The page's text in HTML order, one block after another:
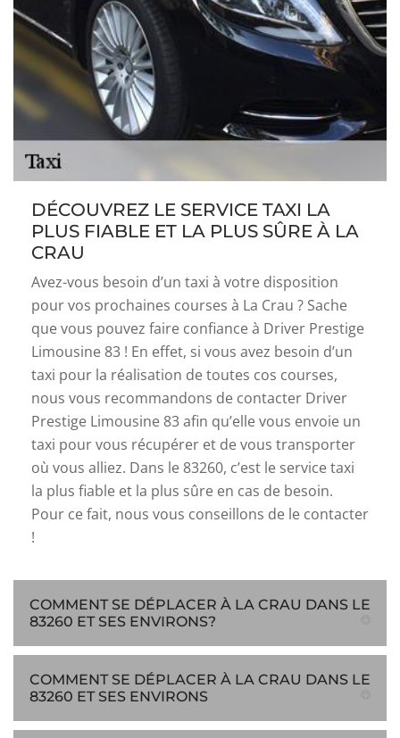
DÉCOUVREZ LE SERVICE TAXI LA
PLUS FIABLE ET LA PLUS SÛRE À LA
CRAU
Avez-vous besoin d’un taxi à votre disposition
pour vos prochaines courses à La Crau ? Sache
que vous pouvez faire confiance à Driver Prestige
Limousine 83 ! En effet, si vous avez besoin d’un
taxi pour la réalisation de toutes cos courses,
nous vous recommandons de contacter Driver
Prestige Limousine 83 afin qu’elle vous envoie un
taxi pour vous récupérer et de vous transporter
où vous alliez. Dans le 83260, c’est le service taxi
la plus fiable et la plus sûre en cas de besoin.
Pour ce fait, nous vous conseillons de le contacter
!
COMMENT SE DÉPLACER À LA CRAU DANS LE
83260 ET SES ENVIRONS?
COMMENT SE DÉPLACER À LA CRAU DANS LE
83260 ET SES ENVIRONS